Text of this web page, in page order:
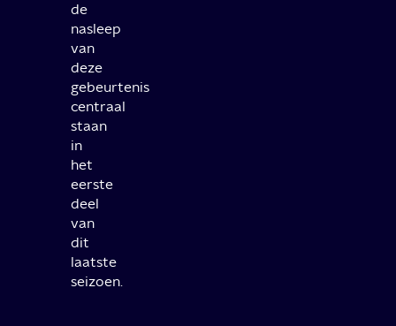
de
nasleep
van
deze
gebeurtenis
centraal
staan
in
het
eerste
deel
van
dit
laatste
seizoen.